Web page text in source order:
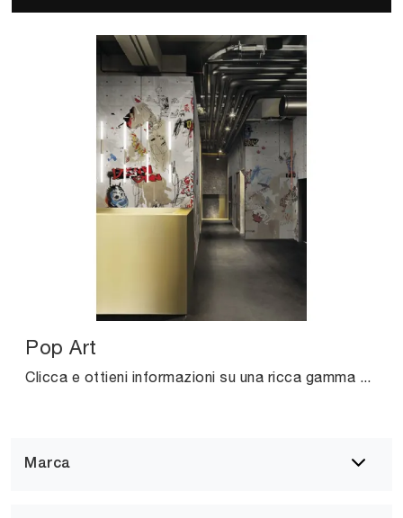
Marca
Pop Art
Clicca e ottieni informazioni su una ricca gamma di Carta da parati vinilica urban style: il modello Pop Art di London Art ti sta aspettando!